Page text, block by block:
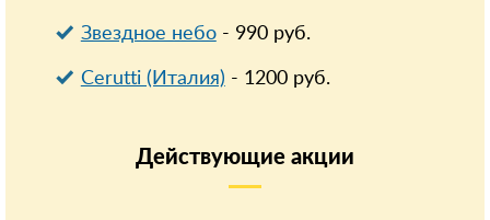
Звездное небо- 990руб.
Cerutti (Италия) - 1200руб.
Действующие акции